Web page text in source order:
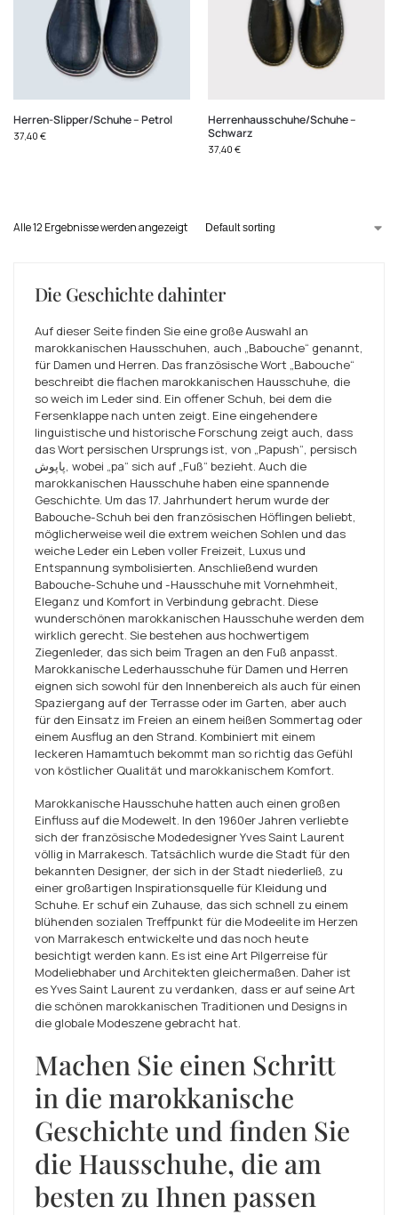
Herren-Slipper/Schuhe – Petrol
37,40 €
Herrenhausschuhe/Schuhe –
Schwarz
37,40 €
Alle 12 Ergebnisse werden angezeigt
Die Geschichte dahinter
Auf dieser Seite finden Sie eine große Auswahl an
marokkanischen Hausschuhen, auch „Babouche“ genannt,
für Damen und Herren. Das französische Wort „Babouche“
beschreibt die flachen marokkanischen Hausschuhe, die
so weich im Leder sind. Ein offener Schuh, bei dem die
Fersenklappe nach unten zeigt. Eine eingehendere
linguistische und historische Forschung zeigt auch, dass
das Wort persischen Ursprungs ist, von „Papush“, persisch
پاپوش, wobei „pa“ sich auf „Fuß“ bezieht. Auch die
marokkanischen Hausschuhe haben eine spannende
Geschichte. Um das 17. Jahrhundert herum wurde der
Babouche-Schuh bei den französischen Höflingen beliebt,
möglicherweise weil die extrem weichen Sohlen und das
weiche Leder ein Leben voller Freizeit, Luxus und
Entspannung symbolisierten. Anschließend wurden
Babouche-Schuhe und -Hausschuhe mit Vornehmheit,
Eleganz und Komfort in Verbindung gebracht. Diese
wunderschönen marokkanischen Hausschuhe werden dem
wirklich gerecht. Sie bestehen aus hochwertigem
Ziegenleder, das sich beim Tragen an den Fuß anpasst.
Marokkanische Lederhausschuhe für Damen und Herren
eignen sich sowohl für den Innenbereich als auch für einen
Spaziergang auf der Terrasse oder im Garten, aber auch
für den Einsatz im Freien an einem heißen Sommertag oder
einem Ausflug an den Strand. Kombiniert mit einem
leckeren Hamamtuch bekommt man so richtig das Gefühl
von köstlicher Qualität und marokkanischem Komfort.
Marokkanische Hausschuhe hatten auch einen großen
Einfluss auf die Modewelt. In den 1960er Jahren verliebte
sich der französische Modedesigner Yves Saint Laurent
völlig in Marrakesch. Tatsächlich wurde die Stadt für den
bekannten Designer, der sich in der Stadt niederließ, zu
einer großartigen Inspirationsquelle für Kleidung und
Schuhe. Er schuf ein Zuhause, das sich schnell zu einem
blühenden sozialen Treffpunkt für die Modeelite im Herzen
von Marrakesch entwickelte und das noch heute
besichtigt werden kann. Es ist eine Art Pilgerreise für
Modeliebhaber und Architekten gleichermaßen. Daher ist
es Yves Saint Laurent zu verdanken, dass er auf seine Art
die schönen marokkanischen Traditionen und Designs in
die globale Modeszene gebracht hat.
Machen Sie einen Schritt
in die marokkanische
Geschichte und finden Sie
die Hausschuhe, die am
besten zu Ihnen passen